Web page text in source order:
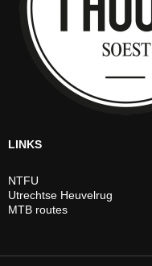
LINKS
NTFU
Utrechtse Heuvelrug
MTB routes